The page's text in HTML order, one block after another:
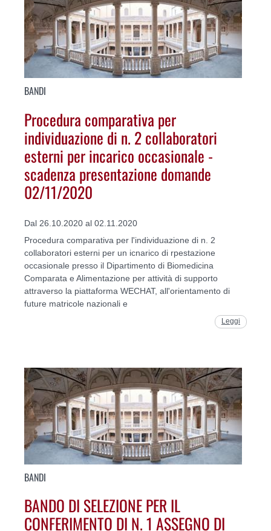
BANDI
Procedura comparativa per
individuazione di n. 2 collaboratori
esterni per incarico occasionale -
scadenza presentazione domande
02/11/2020
Dal 26.10.2020 al 02.11.2020
Procedura comparativa per l'individuazione di n. 2
collaboratori esterni per un icnarico di rpestazione
occasionale presso il Dipartimento di Biomedicina
Comparata e Alimentazione per attività di supporto
attraverso la piattaforma WECHAT, all'orientamento di
future matricole nazionali e
Leggi
BANDI
BANDO DI SELEZIONE PER IL
CONFERIMENTO DI N. 1 ASSEGNO DI